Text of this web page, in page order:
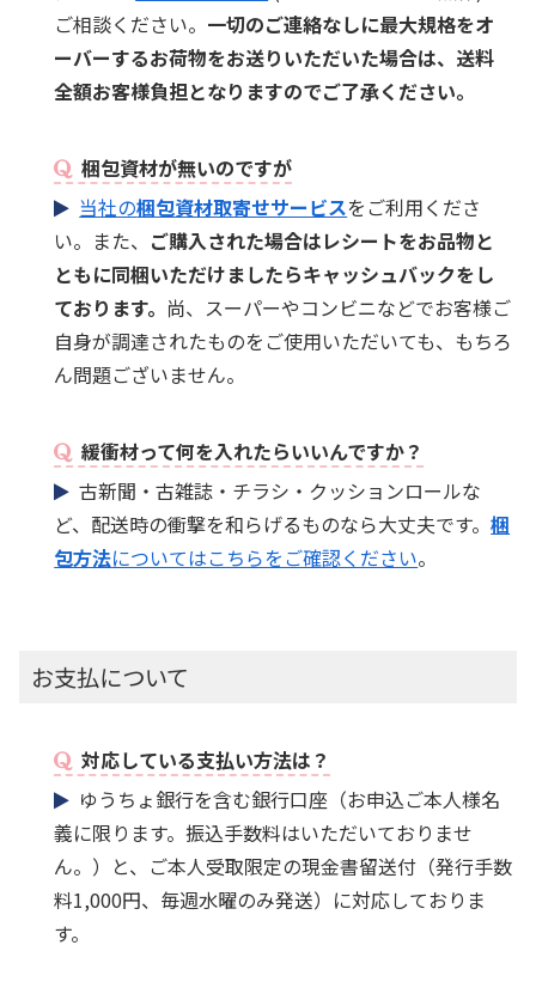
ご相談ください。 一切のご連絡なしに最大規格をオ
ーバーするお荷物をお送りいただいた場合は、送料
全額お客様負担となりますのでご了承ください。
梱包資材が無いのですが
当社の梱包資材取寄せサービスをご利用くださ
い。また、 ご購入された場合はレシートをお品物と
ともに同梱いただけましたらキャッシュバックをし
ております。 尚、スーパーやコンビニなどでお客様ご
自身が調達されたものをご使用いただいても、もちろ
ん問題ございません。
緩衝材って何を入れたらいいんですか？
古新聞・古雑誌・チラシ・クッションロールな
ど、配送時の衝撃を和らげるものなら大丈夫です。梱
包方法についてはこちらをご確認ください。
お支払について
対応している支払い方法は？
ゆうちょ銀行を含む銀行口座（お申込ご本人様名
義に限ります。振込手数料はいただいておりませ
ん。）と、ご本人受取限定の現金書留送付（発行手数
料1,000円、毎週水曜のみ発送）に対応しておりま
す。